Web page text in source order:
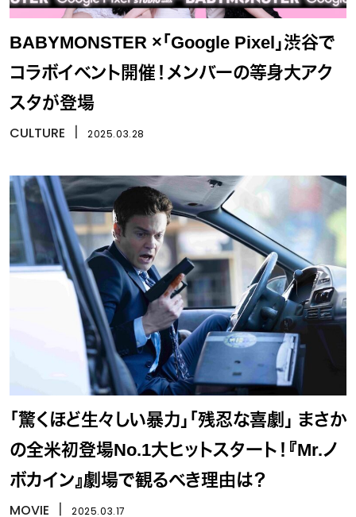
BABYMONSTER ×「Google Pixel」渋谷で
コラボイベント開催！メンバーの等身大アク
スタが登場
CULTURE 2025.03.28
「驚くほど生々しい暴力」「残忍な喜劇」 まさか
の全米初登場No.1大ヒットスタート！『Mr.ノ
ボカイン』劇場で観るべき理由は？
MOVIE 2025.03.17